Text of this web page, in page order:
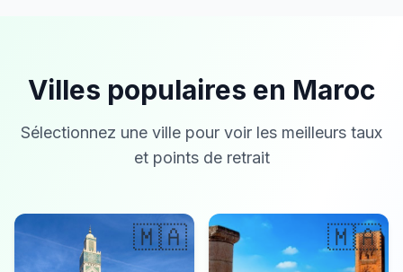
Villes populaires en Maroc
Sélectionnez une ville pour voir les meilleurs taux
et points de retrait
🇲🇦 🇲🇦